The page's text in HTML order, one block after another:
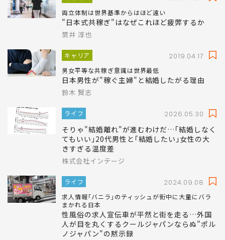
両立体制は世界基準からはほど遠い
"日本式共稼ぎ"はなぜこれほど疲弊するか
筒井 淳也
キャリア 2019.04.17
男女平等な共稼ぎ意識は世界最低
日本男性が"稼ぐ主婦"と結婚したがる理由
鈴木 賢志
ライフ 2026.05.30
そりゃ"結婚離れ"が進むわけだ…｢結婚しなく
てもいい｣20代男性と｢結婚したい｣女性の大
きすぎる温度差
株式会社インテージ
ライフ 2024.09.08
求人情報｢バニラ｣のティッシュが街中に大量にバラ
まかれる日本
性風俗の求人宣伝車が平然と街を走る…外国
人が目を丸くするクールジャパンならぬ"ポル
ノジャパン"の黙示録